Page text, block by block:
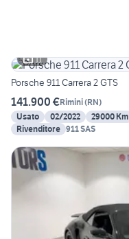
11
Porsche 911 Carrera 2 GTS
141.900 €Rimini(RN)
Usato
02/2022 29000 Km
Rivenditore 911 SAS